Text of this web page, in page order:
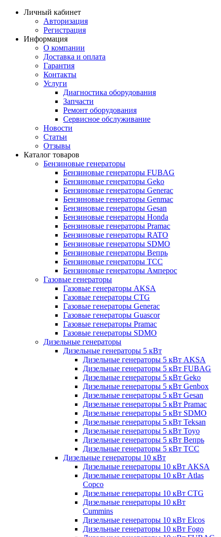
Личный кабинет
Авторизация
Регистрация
Информация
О компании
Доставка и оплата
Гарантия
Контакты
Услуги
Диагностика оборудования
Запчасти
Ремонт оборудования
Сервисное обслуживание
Новости
Статьи
Отзывы
Каталог товаров
Бензиновые генераторы
Бензиновые генераторы FUBAG
Бензиновые генераторы Geko
Бензиновые генераторы Generac
Бензиновые генераторы Genmac
Бензиновые генераторы Gesan
Бензиновые генераторы Honda
Бензиновые генераторы Pramac
Бензиновые генераторы RATO
Бензиновые генераторы SDMO
Бензиновые генераторы Вепрь
Бензиновые генераторы ТСС
Бензиновые генераторы Амперос
Газовые генераторы
Газовые генераторы AKSA
Газовые генераторы CTG
Газовые генераторы Generac
Газовые генераторы Guascor
Газовые генераторы Pramac
Газовые генераторы SDMO
Дизельные генераторы
Дизельные генераторы 5 кВт
Дизельные генераторы 5 кВт AKSA
Дизельные генераторы 5 кВт FUBAG
Дизельные генераторы 5 кВт Geko
Дизельные генераторы 5 кВт Genbox
Дизельные генераторы 5 кВт Gesan
Дизельные генераторы 5 кВт Pramac
Дизельные генераторы 5 кВт SDMO
Дизельные генераторы 5 кВт Teksan
Дизельные генераторы 5 кВт Toyo
Дизельные генераторы 5 кВт Вепрь
Дизельные генераторы 5 кВт ТСС
Дизельные генераторы 10 кВт
Дизельные генераторы 10 кВт AKSA
Дизельные генераторы 10 кВт Atlas
Copco
Дизельные генераторы 10 кВт CTG
Дизельные генераторы 10 кВт
Cummins
Дизельные генераторы 10 кВт Elcos
Дизельные генераторы 10 кВт Fogo